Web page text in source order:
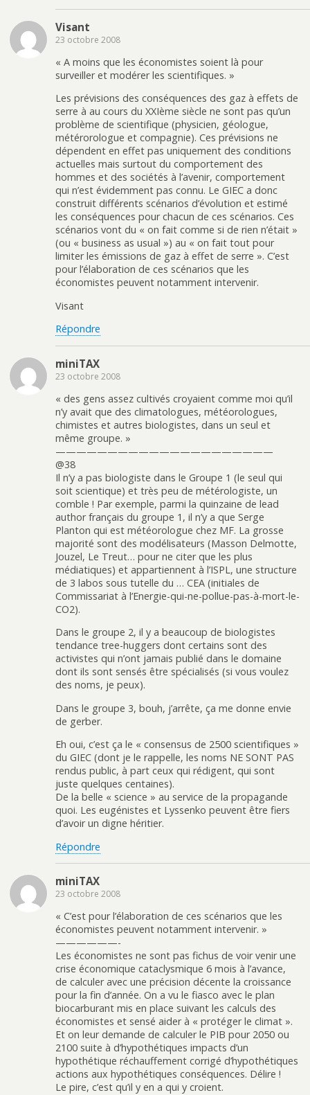
Visant
23 octobre 2008
« A moins que les économistes soient là pour
surveiller et modérer les scientifiques. »
Les prévisions des conséquences des gaz à effets de
serre à au cours du XXIème siècle ne sont pas qu’un
problème de scientifique (physicien, géologue,
métérorologue et compagnie). Ces prévisions ne
dépendent en effet pas uniquement des conditions
actuelles mais surtout du comportement des
hommes et des sociétés à l’avenir, comportement
qui n’est évidemment pas connu. Le GIEC a donc
construit différents scénarios d’évolution et estimé
les conséquences pour chacun de ces scénarios. Ces
scénarios vont du « on fait comme si de rien n’était »
(ou « business as usual ») au « on fait tout pour
limiter les émissions de gaz à effet de serre ». C’est
pour l’élaboration de ces scénarios que les
économistes peuvent notamment intervenir.
Visant
Répondre
miniTAX
23 octobre 2008
« des gens assez cultivés croyaient comme moi qu’il
n’y avait que des climatologues, météorologues,
chimistes et autres biologistes, dans un seul et
même groupe. »
—————————————————————
@38
Il n’y a pas biologiste dans le Groupe 1 (le seul qui
soit scientique) et très peu de métérologiste, un
comble ! Par exemple, parmi la quinzaine de lead
author français du groupe 1, il n’y a que Serge
Planton qui est météorologue chez MF. La grosse
majorité sont des modélisateurs (Masson Delmotte,
Jouzel, Le Treut… pour ne citer que les plus
médiatiques) et appartiennent à l’ISPL, une structure
de 3 labos sous tutelle du … CEA (initiales de
Commissariat à l’Energie-qui-ne-pollue-pas-à-mort-le-
CO2).
Dans le groupe 2, il y a beaucoup de biologistes
tendance tree-huggers dont certains sont des
activistes qui n’ont jamais publié dans le domaine
dont ils sont sensés être spécialisés (si vous voulez
des noms, je peux).
Dans le groupe 3, bouh, j’arrête, ça me donne envie
de gerber.
Eh oui, c’est ça le « consensus de 2500 scientifiques »
du GIEC (dont je le rappelle, les noms NE SONT PAS
rendus public, à part ceux qui rédigent, qui sont
juste quelques centaines).
De la belle « science » au service de la propagande
quoi. Les eugénistes et Lyssenko peuvent être fiers
d’avoir un digne héritier.
Répondre
miniTAX
23 octobre 2008
« C’est pour l’élaboration de ces scénarios que les
économistes peuvent notamment intervenir. »
——————-
Les économistes ne sont pas fichus de voir venir une
crise économique cataclysmique 6 mois à l’avance,
de calculer avec une précision décente la croissance
pour la fin d’année. On a vu le fiasco avec le plan
biocarburant mis en place suivant les calculs des
économistes et sensé aider à « protéger le climat ».
Et on leur demande de calculer le PIB pour 2050 ou
2100 suite à d’hypothétiques impacts d’un
hypothétique réchauffement corrigé d’hypothétiques
actions aux hypothétiques conséquences. Délire !
Le pire, c’est qu’il y en a qui y croient.